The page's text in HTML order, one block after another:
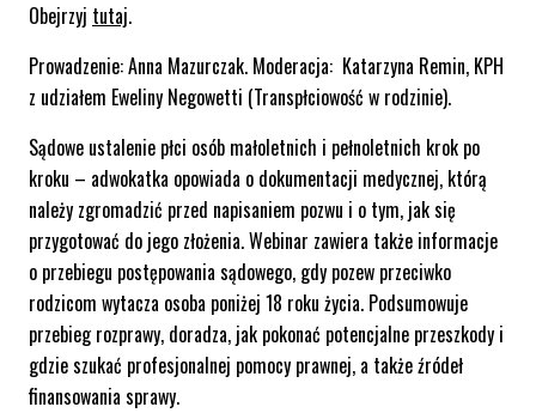
Obejrzyj tutaj.
Prowadzenie: Anna Mazurczak. Moderacja: Katarzyna Remin, KPH
z udziałem Eweliny Negowetti (Transpłciowość w rodzinie).
Sądowe ustalenie płci osób małoletnich i pełnoletnich krok po
kroku – adwokatka opowiada o dokumentacji medycznej, którą
należy zgromadzić przed napisaniem pozwu i o tym, jak się
przygotować do jego złożenia. Webinar zawiera także informacje
o przebiegu postępowania sądowego, gdy pozew przeciwko
rodzicom wytacza osoba poniżej 18 roku życia. Podsumowuje
przebieg rozprawy, doradza, jak pokonać potencjalne przeszkody i
gdzie szukać profesjonalnej pomocy prawnej, a także źródeł
finansowania sprawy.